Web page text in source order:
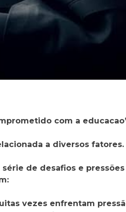
com a
a diversos fatores.
de desafios e
vezes enfrentam